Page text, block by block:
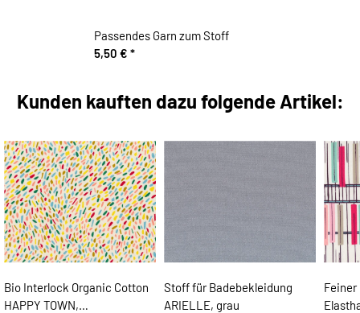
Passendes Garn zum Stoff
5,50 € *
Kunden kauften dazu folgende Artikel:
Bio Interlock Organic Cotton
HAPPY TOWN,
Stoff für Badebekleidung
ARIELLE, grau